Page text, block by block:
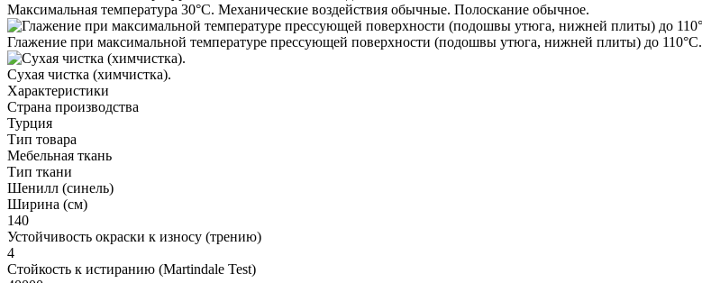
Максимальная температура 30°С. Механические воздействия обычные. Полоскание обычное.
Глажение при максимальной температуре прессующей поверхности (подошвы утюга, нижней плиты) до 110°С.
Cухая чистка (химчистка).
Характеристики
Страна производства
Турция
Тип товара
Мебельная ткань
Тип ткани
Шенилл (синель)
Ширина (см)
140
Устойчивость окраски к износу (трению)
4
Стойкость к истиранию (Martindale Test)